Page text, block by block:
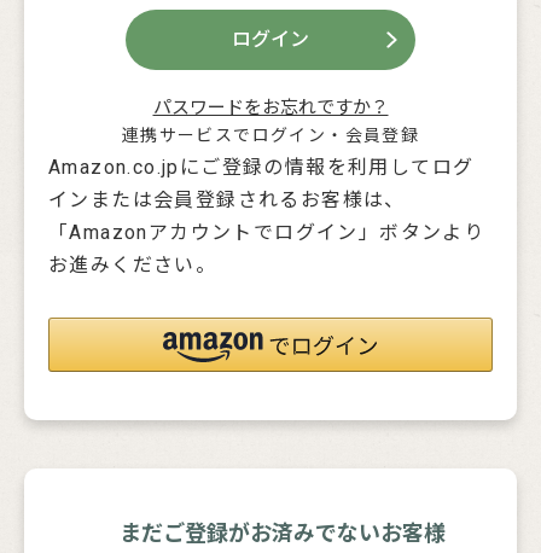
ログイン
パスワードをお忘れですか？
連携サービスでログイン・会員登録
Amazon.co.jpにご登録の情報を利用してログ
インまたは会員登録されるお客様は、
「Amazonアカウントでログイン」ボタンより
お進みください。
まだご登録がお済みでないお客様